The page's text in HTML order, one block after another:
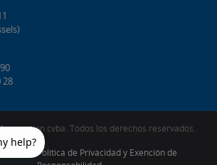
28
cvba. Todos los derechos reservados.
Política de Privacidad y Exención de